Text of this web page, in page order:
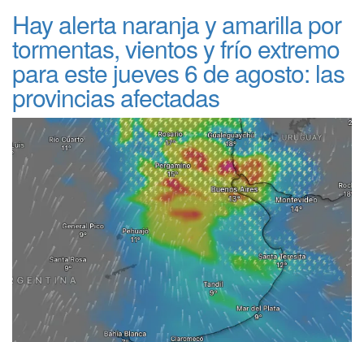
Hay alerta naranja y amarilla por
tormentas, vientos y frío extremo
para este jueves 6 de agosto: las
provincias afectadas